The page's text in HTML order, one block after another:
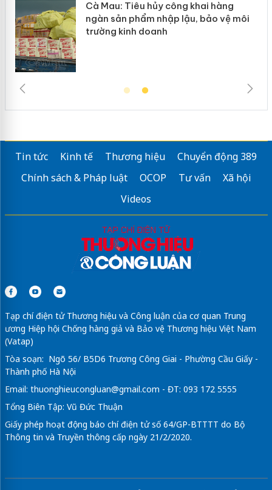
Cà Mau: Tiêu hủy công khai hàng
ngàn sản phẩm nhập lậu, bảo vệ môi
trường kinh doanh
Tin tức Kinh tế Thương hiệu
Chuyển động 389
Chính sách & Pháp luật
OCOP Tư vấn
Xã hội
Videos
Tạp chí điện tử Thương hiệu và Công luận của cơ quan Trung
ương Hiệp hội Chống hàng giả và Bảo vệ Thương hiệu Việt Nam
(Vatap)
Tòa soạn: Ngõ 56/ B5D6 Trương Công Giai - Phường Cầu Giấy -
Thành phố Hà Nội
Email: thuonghieucongluan@gmail.com - ĐT: 093 172 5555
Tổng Biên Tập: Vũ Đức Thuận
Giấy phép hoạt động báo chí điện tử số 64/GP-BTTTT do Bộ
Thông tin và Truyền thông cấp ngày 21/2/2020.